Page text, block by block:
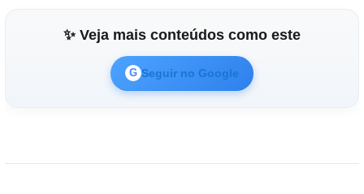
✨ Veja mais conteúdos como este
G Seguir no Google